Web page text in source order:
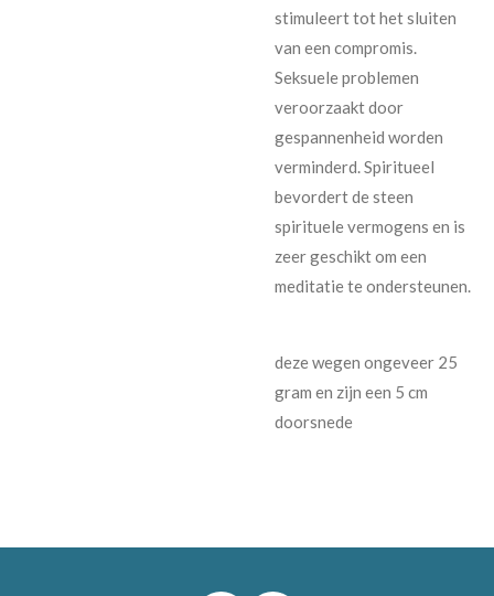
stimuleert tot het sluiten
van een compromis.
Seksuele problemen
veroorzaakt door
gespannenheid worden
verminderd. Spiritueel
bevordert de steen
spirituele vermogens en is
zeer geschikt om een
meditatie te ondersteunen.
deze wegen ongeveer 25
gram en zijn een 5 cm
doorsnede